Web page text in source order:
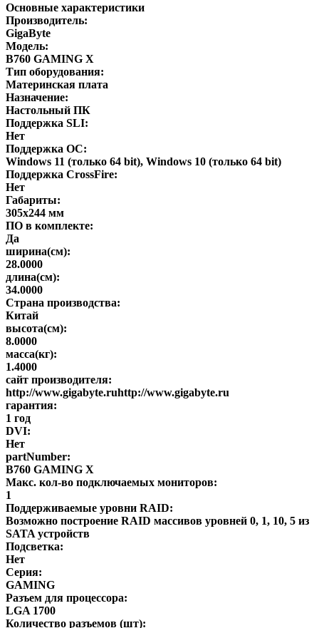
Основные характеристики
Производитель:
GigaByte
Модель:
B760 GAMING X
Тип оборудования:
Материнская плата
Назначение:
Настольный ПК
Поддержка SLI:
Нет
Поддержка ОС:
Windows 11 (только 64 bit), Windows 10 (только 64 bit)
Поддержка CrossFire:
Нет
Габариты:
305х244 мм
ПО в комплекте:
Да
ширина(см):
28.0000
длина(см):
34.0000
Страна производства:
Китай
высота(см):
8.0000
масса(кг):
1.4000
сайт производителя:
http://www.gigabyte.ruhttp://www.gigabyte.ru
гарантия:
1 год
DVI:
Нет
partNumber:
B760 GAMING X
Макс. кол-во подключаемых мониторов:
1
Поддерживаемые уровни RAID:
Возможно построение RAID массивов уровней 0, 1, 10, 5 из
SATA устройств
Подсветка:
Нет
Серия:
GAMING
Разъем для процессора:
LGA 1700
Количество разъемов (шт):